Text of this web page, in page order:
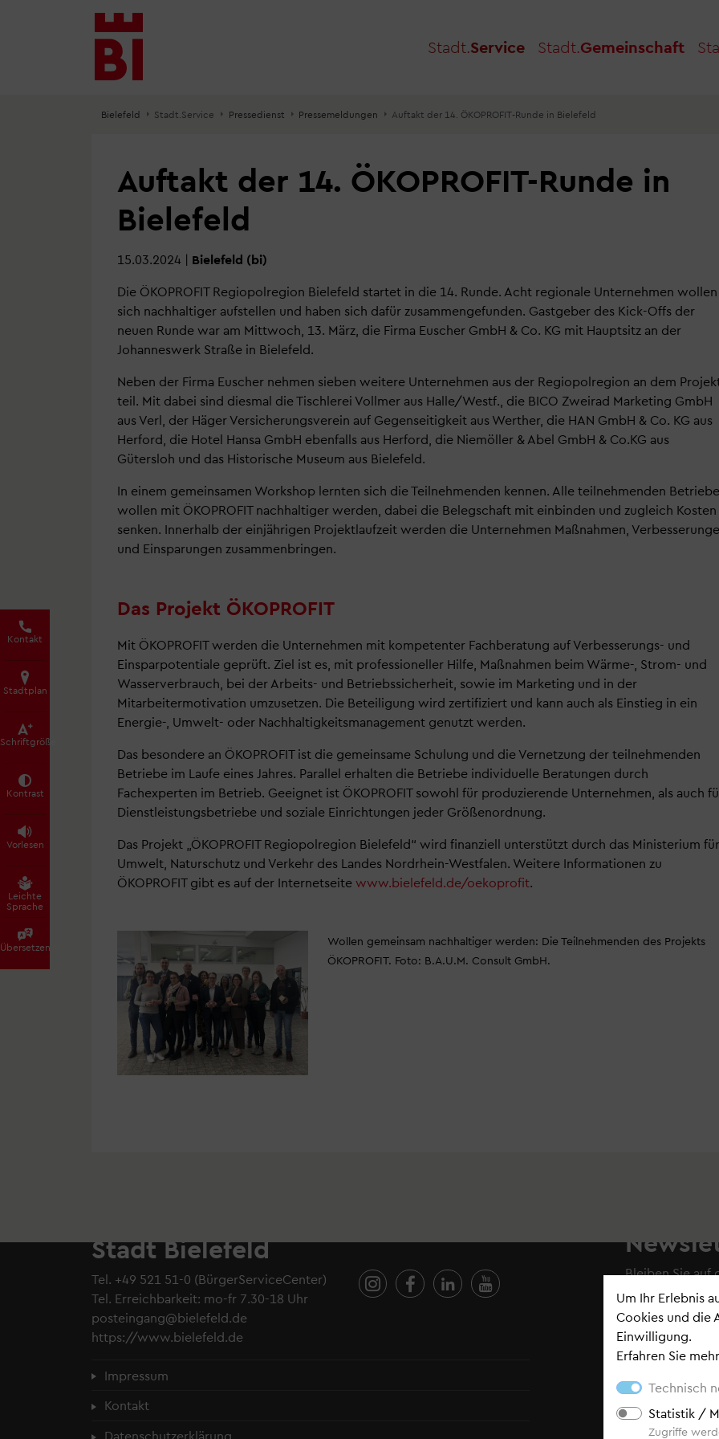
Um Ihr Erlebnis
Cookies und die
Einwilligung.
Erfahren Sie
Technisch
Statistik /
Zugriffe
Inhalt
anspringen
Menü
anspringen
Suche
anspringen
Stadt.Service Stadt.Gemeinschaft
Kontakt
Stadtplan
Schrift­größe
Kontrast
Vorlesen
Leichte
Sprache
Übersetzen
Bielefeld Stadt.Service Pressedienst Pressemeldungen Auftakt der 14. ÖKOPROFIT-Runde in Bielefeld
Auftakt der 14. ÖKOPROFIT-Runde in
Bielefeld
15.03.2024 | Bielefeld (bi)
Die ÖKOPROFIT Regiopolregion Bielefeld startet in die 14. Runde. Acht regionale Unternehmen wollen
sich nachhaltiger aufstellen und haben sich dafür zusammengefunden. Gastgeber des Kick-Offs der
neuen Runde war am Mittwoch, 13. März, die Firma Euscher GmbH & Co. KG mit Hauptsitz an der
Johanneswerk Straße in Bielefeld.
Neben der Firma Euscher nehmen sieben weitere Unternehmen aus der Regiopolregion an dem
teil. Mit dabei sind diesmal die Tischlerei Vollmer aus Halle/Westf., die BICO Zweirad Marketing GmbH
aus Verl, der Häger Versicherungsverein auf Gegenseitigkeit aus Werther, die HAN GmbH & Co. KG aus
Herford, die Hotel Hansa GmbH ebenfalls aus Herford, die Niemöller & Abel GmbH & Co.KG aus
Gütersloh und das Historische Museum aus Bielefeld.
In einem gemeinsamen Workshop lernten sich die Teilnehmenden kennen. Alle teilnehmenden Betriebe
wollen mit ÖKOPROFIT nachhaltiger werden, dabei die Belegschaft mit einbinden und zugleich Kosten
senken. Innerhalb der einjährigen Projektlaufzeit werden die Unternehmen Maßnahmen,
und Einsparungen zusammenbringen.
Das Projekt ÖKOPROFIT
Mit ÖKOPROFIT werden die Unternehmen mit kompetenter Fachberatung auf Verbesserungs- und
Einsparpotentiale geprüft. Ziel ist es, mit professioneller Hilfe, Maßnahmen beim Wärme-, Strom- und
Wasserverbrauch, bei der Arbeits- und Betriebssicherheit, sowie im Marketing und in der
Mitarbeitermotivation umzusetzen. Die Beteiligung wird zertifiziert und kann auch als Einstieg in ein
Energie-, Umwelt- oder Nachhaltigkeitsmanagement genutzt werden.
Das besondere an ÖKOPROFIT ist die gemeinsame Schulung und die Vernetzung der teilnehmenden
Betriebe im Laufe eines Jahres. Parallel erhalten die Betriebe individuelle Beratungen durch
Fachexperten im Betrieb. Geeignet ist ÖKOPROFIT sowohl für produzierende Unternehmen, als auch
Dienstleistungsbetriebe und soziale Einrichtungen jeder Größenordnung.
Das Projekt „ÖKOPROFIT Regiopolregion Bielefeld“ wird finanziell unterstützt durch das Ministerium für
Umwelt, Naturschutz und Verkehr des Landes Nordrhein-Westfalen. Weitere Informationen zu
ÖKOPROFIT gibt es auf der Internetseite www.bielefeld.de/oekoprofit.
Wollen gemeinsam nachhaltiger werden: Die Teilnehmenden des Projekts
ÖKOPROFIT. Foto: B.A.U.M. Consult GmbH.
Stadt Bielefeld
Tel. +49 521 51-0 (BürgerServiceCenter)
Tel. Erreichbarkeit: mo-fr 7.30-18 Uhr
posteingang@bielefeld.de
https://www.bielefeld.de
Fußzeilenmenü
Impressum
Kontakt
Datenschutzerklärung
Bleiben Sie auf
Newsletter